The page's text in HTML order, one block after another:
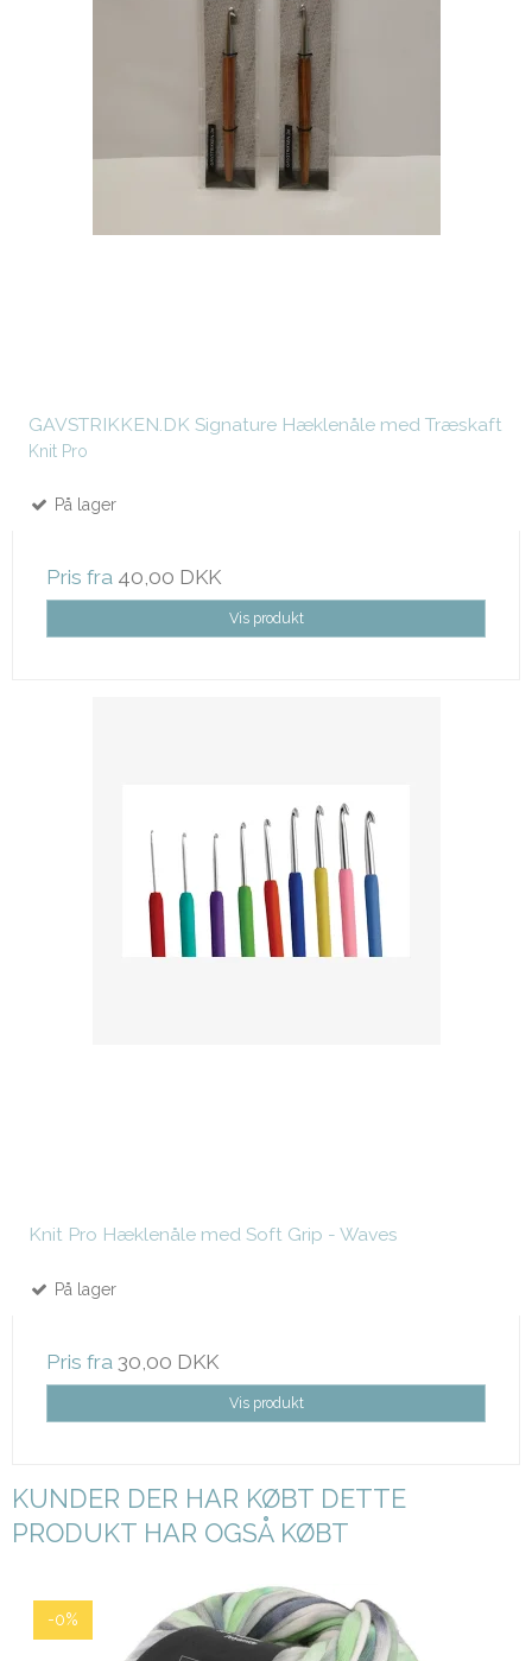
GAVSTRIKKEN.DK Signature Hæklenåle med Træskaft
Knit Pro
På lager
Pris fra 40,00 DKK
Vis produkt
Knit Pro Hæklenåle med Soft Grip - Waves
På lager
Pris fra 30,00 DKK
Vis produkt
KUNDER DER HAR KØBT DETTE
PRODUKT HAR OGSÅ KØBT
-0%